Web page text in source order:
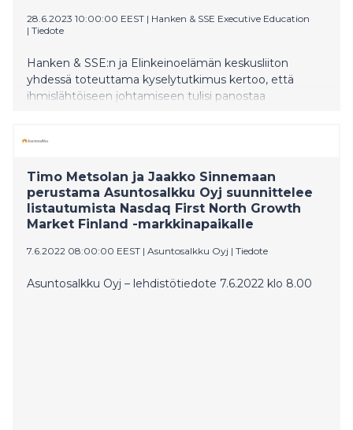
28.6.2023 10:00:00 EEST | Hanken & SSE Executive Education
| Tiedote
Hanken & SSE:n ja Elinkeinoelämän keskusliiton
yhdessä toteuttama kyselytutkimus kertoo, että
ihmislähtöiseen johtamiseen tulisi panostaa
työelämän muutostarpeista.
Timo Metsolan ja Jaakko Sinnemaan
perustama Asuntosalkku Oyj suunnittelee
listautumista Nasdaq First North Growth
Market Finland -markkinapaikalle
7.6.2022 08:00:00 EEST | Asuntosalkku Oyj | Tiedote
Asuntosalkku Oyj – lehdistötiedote 7.6.2022 klo 8.00